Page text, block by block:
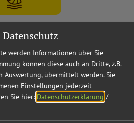
werden Informationen über Sie
können diese auch an Dritte, z.B.
Auswertung, übermittelt werden. Sie
Einstellungen jederzeit
Sie hier: Datenschutzerklärung /